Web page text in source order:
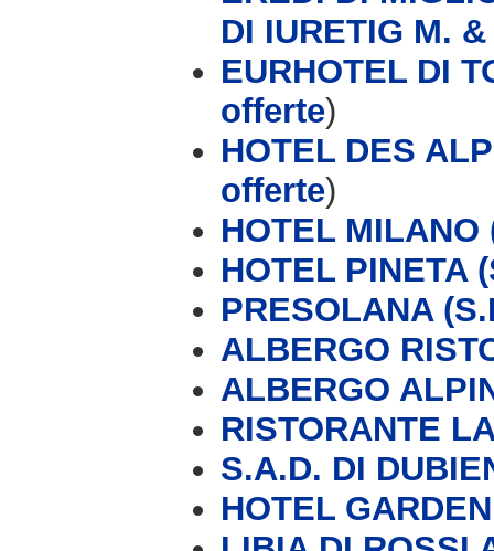
DI IURETIG M. &
EURHOTEL DI
offerte)
HOTEL DES
offerte)
HOTEL MILANO
HOTEL PINETA
PRESOLANA
ALBERGO
ALBERGO
RISTORANTE
S.A.D. DI
HOTEL